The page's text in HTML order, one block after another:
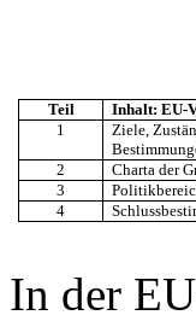
Teil Inhalt: EU-
1
Ziele,
2 Charta der
3
4
In der